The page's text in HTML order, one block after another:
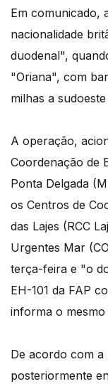
Em comunicado,
nacionalidade
duodenal",
"Oriana", com
milhas a
A operação,
Coordenação de
Ponta Delgada
os Centros de
das Lajes (RCC
Urgentes Mar
terça-feira e "o
EH-101 da FAP
informa o
De acordo com
posteriormente